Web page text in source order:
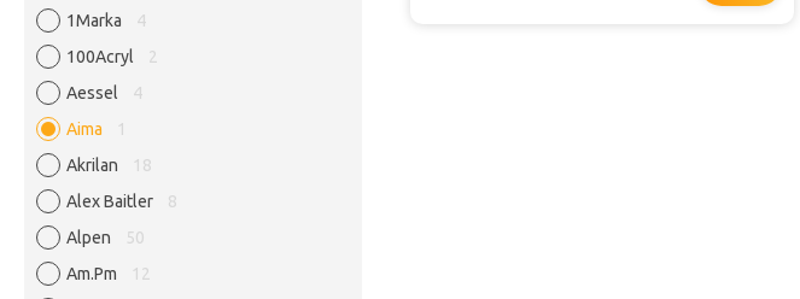
1Marka
4
100Acryl
2
Aessel
4
Aima
1
Akrilan
18
Alex Baitler
8
Alpen
50
Am.Pm
12